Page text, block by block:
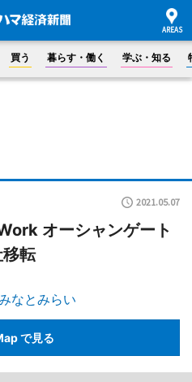
買う 暮らす・働く 学ぶ・知る
2021.05.07
オーシャンゲート
転
なとみらい
で見る